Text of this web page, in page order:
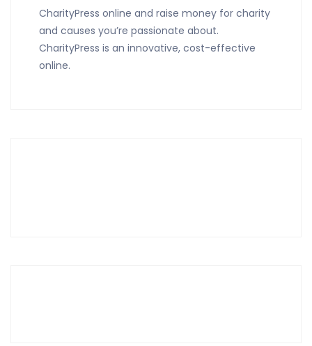
CharityPress online and raise money for charity
and causes you’re passionate about.
CharityPress is an innovative, cost-effective
online.